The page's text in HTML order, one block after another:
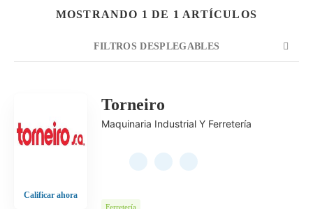
Buscar
MOSTRANDO 1 DE 1 ARTÍCULOS
FILTROS DESPLEGABLES
Calificar ahora
Torneiro
Maquinaria Industrial Y Ferretería
Ferretería